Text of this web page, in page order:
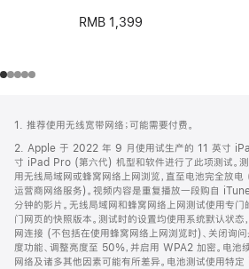
RMB 1,399
页
页
脚
注
1. 推荐使用无线宽带网络；可能需要付费。
2. Apple 于 2022 年 9 月使用试生产的 11 英寸
寸 iPad Pro (第六代) 机型和软件进行了此项测试。测
用无线局域网或蜂窝网络上网浏览，直至电池完全放
运营商网络服务)。视频内容是重复播放一段购自
分钟的影片。无线局域网和蜂窝网络上网测试使用专
门网页的快照版本。测试时的设置均使用系统默认状态
网连接 (不包括在使用蜂窝网络上网浏览时)、关闭询
度功能、调整亮度至 50%，并启用 WPA2 加密。电池
网络及诸多其他因素可能有所差异。电池测试使用特